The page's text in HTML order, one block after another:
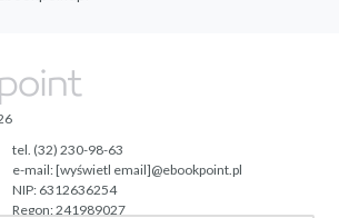
tel. (32) 230-98-63
e-mail:[wyświetl email]@ebookpoint.pl
NIP: 6312636254
Regon: 241989027